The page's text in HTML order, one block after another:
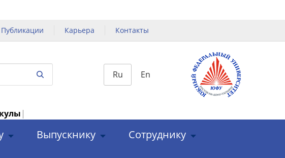
Публикации Карьера Контакты
Ru En
|
Выпускнику Сотруднику